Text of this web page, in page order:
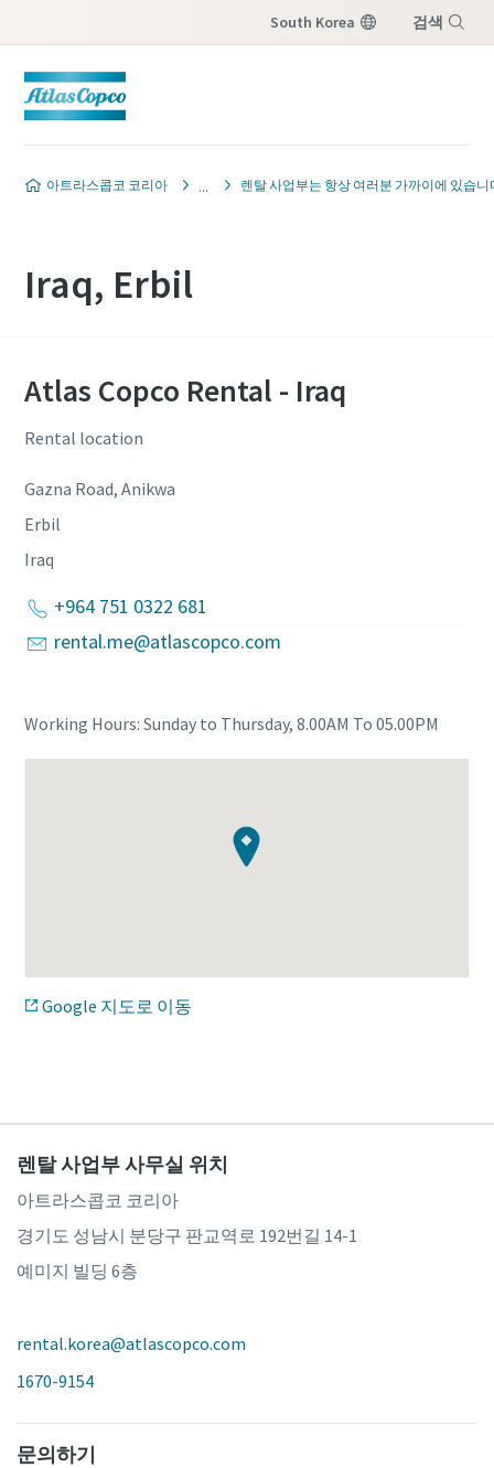
South Korea 검색
아트라스콥코 코리아 렌탈 사업부는 항상 여러분 가까이에 있습니
로그램을 소개합니다. 내 공정에 적합한 솔루션을 확인해
보세요.
로그램을 소개합니다. 내 공정에 적합한 솔루션을 확인해
보세요.
고객 맞춤형 렌탈 구독 프로그램
더 보기
초기 투자 비용이 없는 아트라스콥코의 3가지 렌탈 구독 프
로그램을 소개합니다. 내 공정에 적합한 솔루션을 확인해
Iraq, Erbil
Atlas Copco Rental - Iraq
Rental location
Gazna Road, Anikwa
Erbil
Iraq
+964 751 0322 681
rental.me@atlascopco.com
Working Hours: Sunday to Thursday, 8.00AM To 05.00PM
Google 지도로 이동
렌탈 사업부 사무실 위치
아트라스콥코 코리아
경기도 성남시 분당구 판교역로 192번길 14-1
예미지 빌딩 6층
rental.korea@atlascopco.com
1670-9154
문의하기